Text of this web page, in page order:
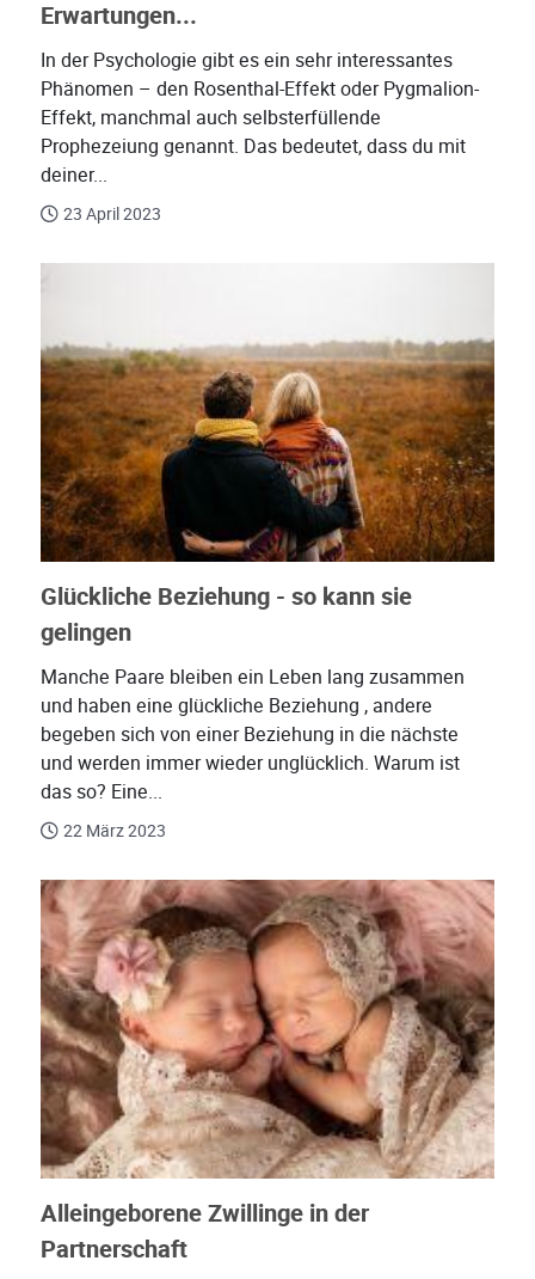
Erwartungen...
In der Psychologie gibt es ein sehr interessantes
Phänomen – den Rosenthal-Effekt oder Pygmalion-
Effekt, manchmal auch selbsterfüllende
Prophezeiung genannt. Das bedeutet, dass du mit
deiner...
23 April 2023
Glückliche Beziehung - so kann sie
gelingen
Manche Paare bleiben ein Leben lang zusammen
und haben eine glückliche Beziehung , andere
begeben sich von einer Beziehung in die nächste
und werden immer wieder unglücklich. Warum ist
das so? Eine...
22 März 2023
Alleingeborene Zwillinge in der
Partnerschaft